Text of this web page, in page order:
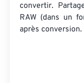
convertir.
RAW (dans un
après conversion.